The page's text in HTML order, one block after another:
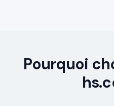
Pourquoi